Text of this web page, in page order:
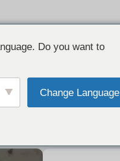
에 대해
Do you want to
Change Language